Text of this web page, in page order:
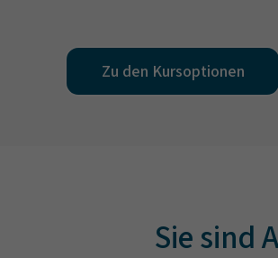
Zu den Kursoptionen
Sie sind